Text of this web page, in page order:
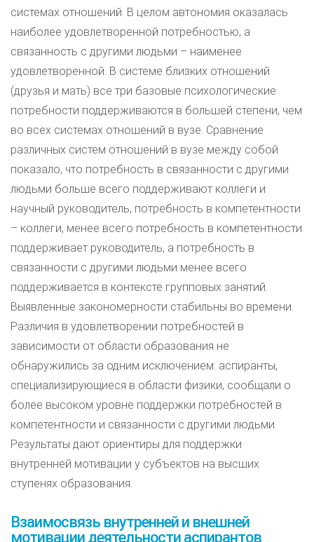
системах отношений. В целом автономия оказалась
наиболее удовлетворенной потребностью, а
связанность с другими людьми – наименее
удовлетворенной. В системе близких отношений
(друзья и мать) все три базовые психологические
потребности поддерживаются в большей степени, чем
во всех системах отношений в вузе. Сравнение
различных систем отношений в вузе между собой
показало, что потребность в связанности с другими
людьми больше всего поддерживают коллеги и
научный руководитель, потребность в компетентности
– коллеги, менее всего потребность в компетентности
поддерживает руководитель, а потребность в
связанности с другими людьми менее всего
поддерживается в контексте групповых занятий.
Выявленные закономерности стабильны во времени.
Различия в удовлетворении потребностей в
зависимости от области образования не
обнаружились за одним исключением: аспиранты,
специализирующиеся в области физики, сообщали о
более высоком уровне поддержки потребностей в
компетентности и связанности с другими людьми.
Результаты дают ориентиры для поддержки
внутренней мотивации у субъектов на высших
ступенях образования.
Взаимосвязь внутренней и внешней
мотивации деятельности аспирантов